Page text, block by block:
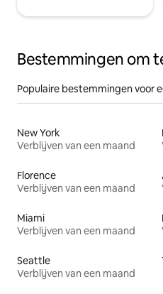
Bestemmingen om
Populaire bestemmingen voor
New York
Verblijven van een maand
Florence
Verblijven van een maand
Miami
Verblijven van een maand
Seattle
Verblijven van een maand